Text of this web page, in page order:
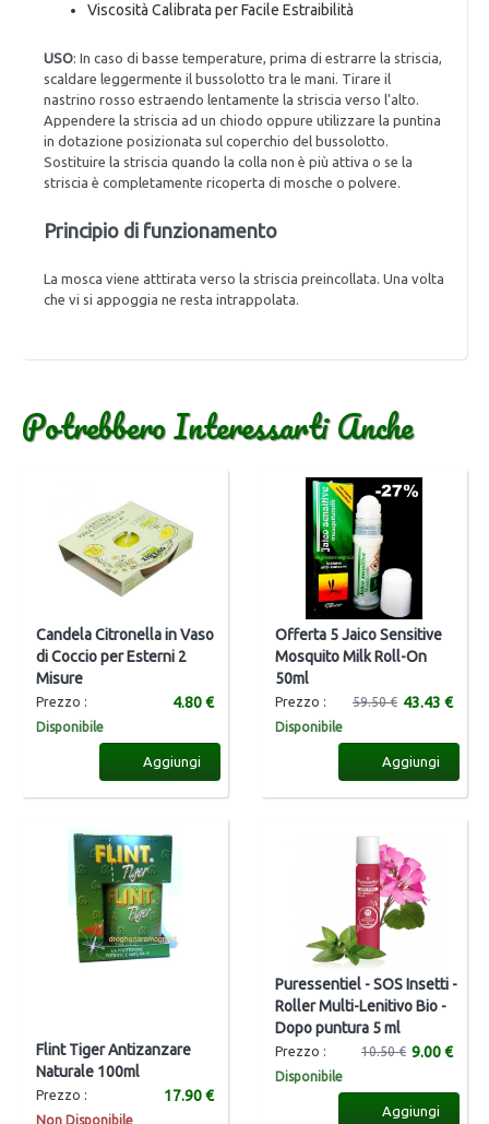
Viscosità Calibrata per Facile Estraibilità
USO: In caso di basse temperature, prima di estrarre la striscia,
scaldare leggermente il bussolotto tra le mani. Tirare il
nastrino rosso estraendo lentamente la striscia verso l'alto.
Appendere la striscia ad un chiodo oppure utilizzare la puntina
in dotazione posizionata sul coperchio del bussolotto.
Sostituire la striscia quando la colla non è più attiva o se la
striscia è completamente ricoperta di mosche o polvere.
Principio di funzionamento
La mosca viene atttirata verso la striscia preincollata. Una volta
che vi si appoggia ne resta intrappolata.
Potrebbero Interessarti Anche
Candela Citronella in Vaso
di Coccio per Esterni 2
Misure
Prezzo : 4.80 €
Disponibile
Aggiungi
Offerta 5 Jaico Sensitive
Mosquito Milk Roll-On
50ml
Prezzo : 43.43 €
59.50 €
Disponibile
Aggiungi
Flint Tiger Antizanzare
Naturale 100ml
Prezzo : 17.90 €
Non Disponibile
Puressentiel - SOS Insetti -
Roller Multi-Lenitivo Bio -
Dopo puntura 5 ml
Prezzo : 9.00 €
10.50 €
Disponibile
Aggiungi